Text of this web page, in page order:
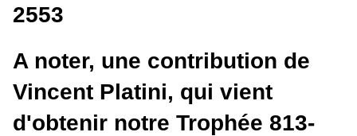
2553
A noter, une contribution de
Vincent Platini, qui vient
d'obtenir notre Trophée 813-